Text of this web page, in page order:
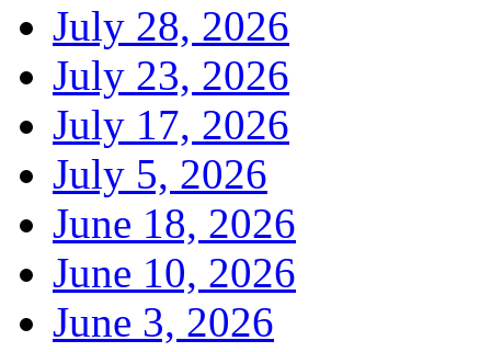
July 28, 2026
July 23, 2026
July 17, 2026
July 5, 2026
June 18, 2026
June 10, 2026
June 3, 2026